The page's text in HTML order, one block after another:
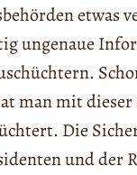
etwas
ungenaue
man mit
Die
und der